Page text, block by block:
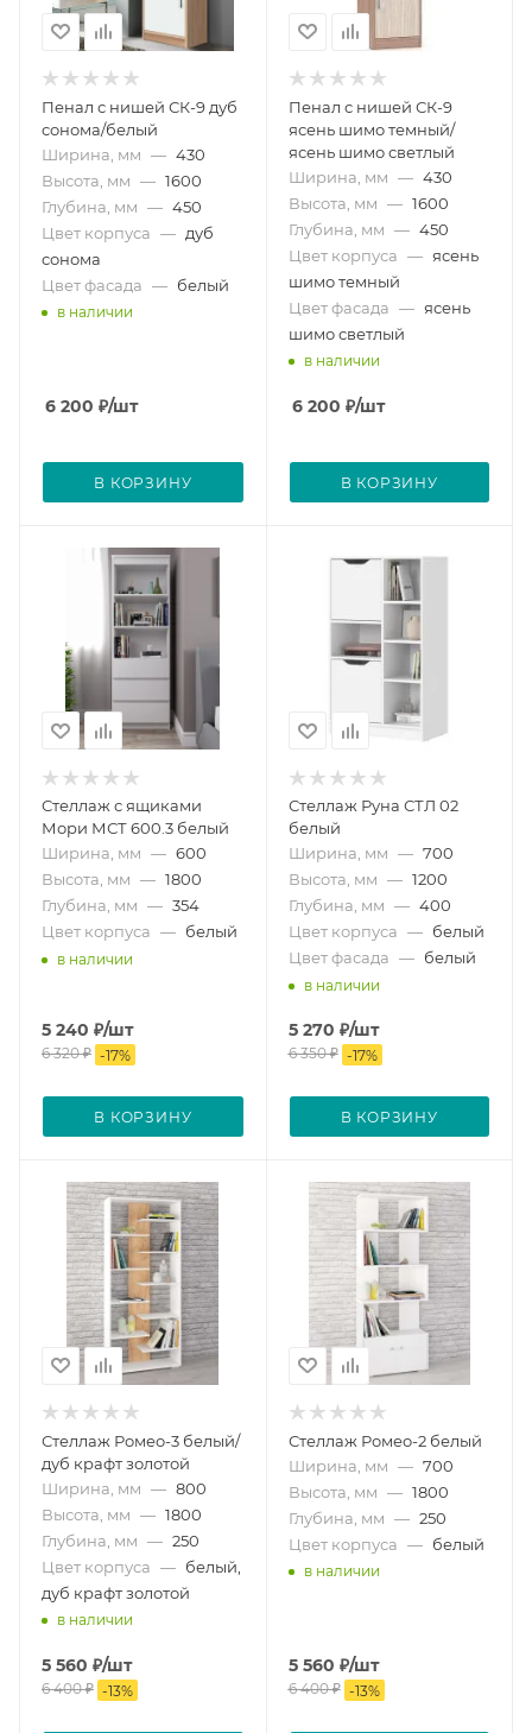
Пенал с нишей СК-9 дуб
сонома/белый
Ширина, мм — 430
Высота, мм — 1600
Глубина, мм — 450
Цвет корпуса — дуб
сонома
Цвет фасада — белый
в наличии
6 200 ₽/шт
В КОРЗИНУ
Пенал с нишей СК-9
ясень шимо темный/
ясень шимо светлый
Ширина, мм — 430
Высота, мм — 1600
Глубина, мм — 450
Цвет корпуса — ясень
шимо темный
Цвет фасада — ясень
шимо светлый
в наличии
6 200 ₽/шт
В КОРЗИНУ
Стеллаж с ящиками
Мори МСТ 600.3 белый
Ширина, мм — 600
Высота, мм — 1800
Глубина, мм — 354
Цвет корпуса — белый
в наличии
5 240 ₽/шт
6 320₽ -17%
В КОРЗИНУ
Стеллаж Руна СТЛ 02
белый
Ширина, мм — 700
Высота, мм — 1200
Глубина, мм — 400
Цвет корпуса — белый
Цвет фасада — белый
в наличии
5 270 ₽/шт
6 350₽ -17%
В КОРЗИНУ
Стеллаж Ромео-3 белый/
дуб крафт золотой
Ширина, мм — 800
Высота, мм — 1800
Глубина, мм — 250
Цвет корпуса — белый,
дуб крафт золотой
в наличии
5 560 ₽/шт
6 400₽ -13%
Стеллаж Ромео-2 белый
Ширина, мм — 700
Высота, мм — 1800
Глубина, мм — 250
Цвет корпуса — белый
в наличии
5 560 ₽/шт
6 400₽ -13%